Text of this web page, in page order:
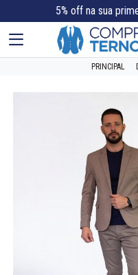
PRINCIPAL
5% off na sua